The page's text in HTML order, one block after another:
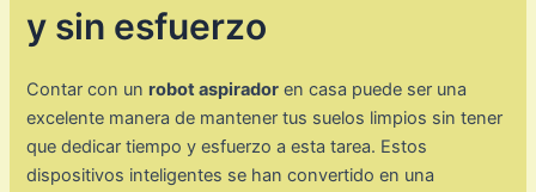
y sin esfuerzo
Contar con un robot aspirador en casa puede ser una
excelente manera de mantener tus suelos limpios sin tener
que dedicar tiempo y esfuerzo a esta tarea. Estos
dispositivos inteligentes se han convertido en una